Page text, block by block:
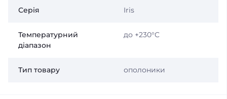
Серія Iris
Температурний
діапазон
до +230°C
Тип товару ополоники